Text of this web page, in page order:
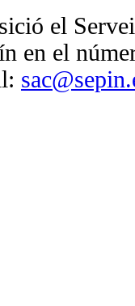
el
en el